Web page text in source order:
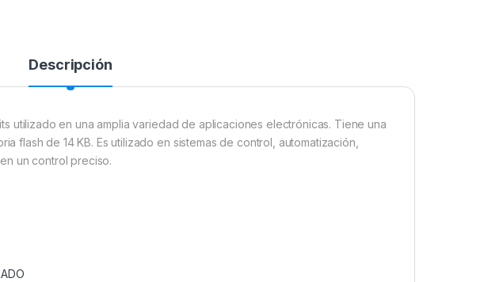
Descripción
utilizado en una amplia variedad de aplicaciones electrónicas. Tiene una
flash de 14 KB. Es utilizado en sistemas de control, automatización,
un control preciso.